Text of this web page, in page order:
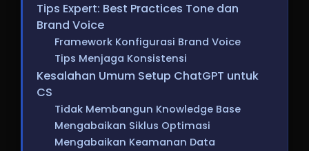
Tips Expert: Best Practices Tone dan
Brand Voice
Framework Konfigurasi Brand Voice
Tips Menjaga Konsistensi
Kesalahan Umum Setup ChatGPT untuk
CS
Tidak Membangun Knowledge Base
Mengabaikan Siklus Optimasi
Mengabaikan Keamanan Data